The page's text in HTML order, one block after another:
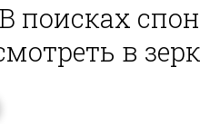
поисках
в